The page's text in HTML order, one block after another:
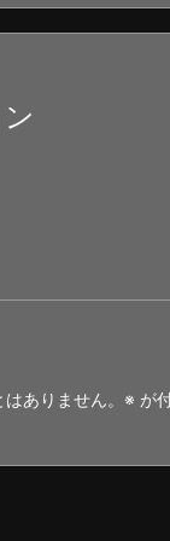
ありません。 ※ が